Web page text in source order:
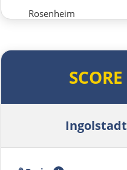
Rosenheim
Österreich
SCORE
Ingolstadt